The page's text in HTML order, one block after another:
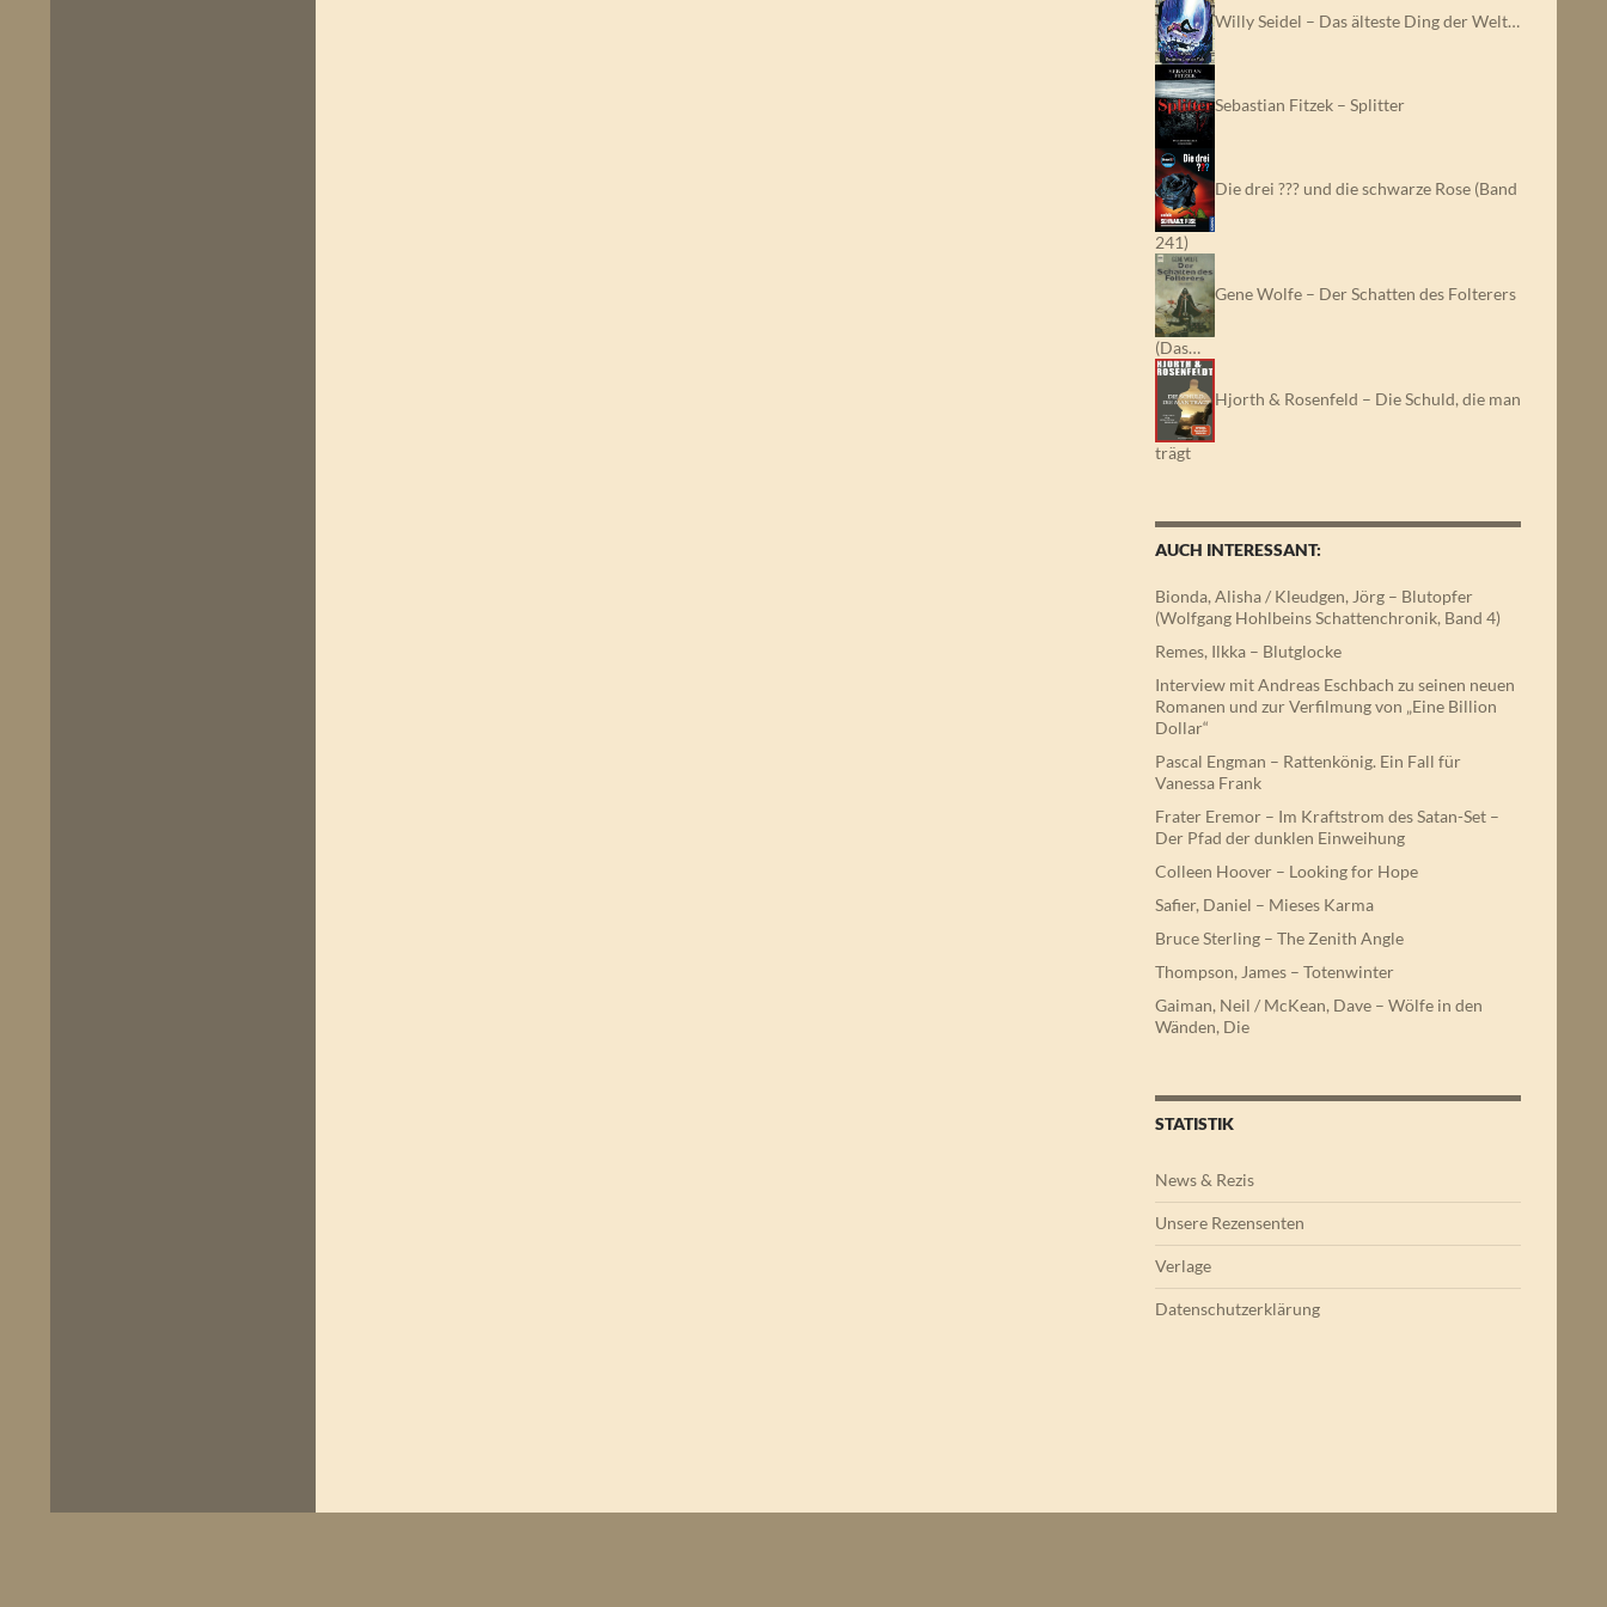
Willy Seidel – Das älteste Ding der Welt…
Sebastian Fitzek – Splitter
Die drei ??? und die schwarze Rose (Band
241)
Gene Wolfe – Der Schatten des Folterers
(Das…
Hjorth & Rosenfeld – Die Schuld, die man
trägt
AUCH INTERESSANT:
Bionda, Alisha / Kleudgen, Jörg – Blutopfer
(Wolfgang Hohlbeins Schattenchronik, Band 4)
Remes, Ilkka – Blutglocke
Interview mit Andreas Eschbach zu seinen neuen
Romanen und zur Verfilmung von „Eine Billion
Dollar“
Pascal Engman – Rattenkönig. Ein Fall für
Vanessa Frank
Frater Eremor – Im Kraftstrom des Satan-Set –
Der Pfad der dunklen Einweihung
Colleen Hoover – Looking for Hope
Safier, Daniel – Mieses Karma
Bruce Sterling – The Zenith Angle
Thompson, James – Totenwinter
Gaiman, Neil / McKean, Dave – Wölfe in den
Wänden, Die
STATISTIK
News & Rezis
Unsere Rezensenten
Verlage
Datenschutzerklärung